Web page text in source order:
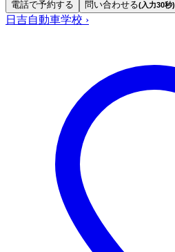
電話で予約する 問い合わせる(入力30秒)
日吉自動車学校 ›